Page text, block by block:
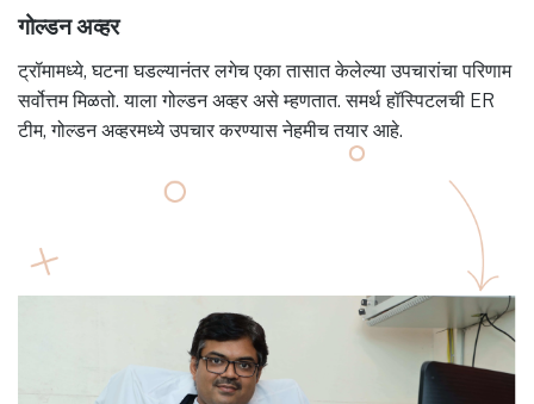
गोल्डन अव्हर
ट्रॉमामध्ये, घटना घडल्यानंतर लगेच एका तासात केलेल्या उपचारांचा परिणाम
सर्वोत्तम मिळतो. याला गोल्डन अव्हर असे म्हणतात. समर्थ हॉस्पिटलची ER
टीम, गोल्डन अव्हरमध्ये उपचार करण्यास नेहमीच तयार आहे.